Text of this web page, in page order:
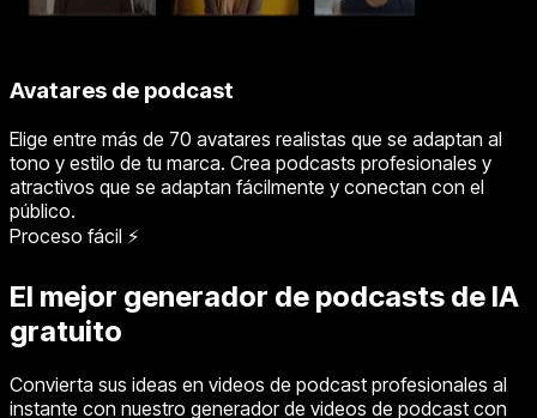
Avatares de podcast
Elige entre más de 70 avatares realistas que se adaptan al
tono y estilo de tu marca. Crea podcasts profesionales y
atractivos que se adaptan fácilmente y conectan con el
público.
Proceso fácil ⚡
El mejor generador de podcasts de IA
gratuito
Convierta sus ideas en videos de podcast profesionales al
instante con nuestro generador de videos de podcast con